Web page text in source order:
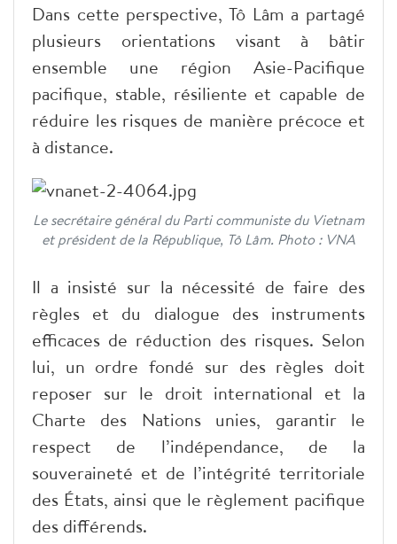
Dans cette perspective, Tô Lâm a partagé
plusieurs orientations visant à bâtir
ensemble une région Asie-Pacifique
pacifique, stable, résiliente et capable de
réduire les risques de manière précoce et
à distance.
Le secrétaire général du Parti communiste du Vietnam
et président de la République, Tô Lâm. Photo : VNA
Il a insisté sur la nécessité de faire des
règles et du dialogue des instruments
efficaces de réduction des risques. Selon
lui, un ordre fondé sur des règles doit
reposer sur le droit international et la
Charte des Nations unies, garantir le
respect de l’indépendance, de la
souveraineté et de l’intégrité territoriale
des États, ainsi que le règlement pacifique
des différends.